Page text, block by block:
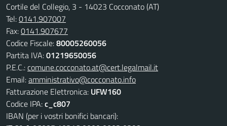
Cortile del Collegio, 3 - 14023 Cocconato (AT)
Tel:0141.907007
Fax:0141.907677
Codice Fiscale:80005260056
Partita IVA:01219650056
P.E.C.:comune.cocconato.at@cert.legalmail.it
Email:amministrativo@cocconato.info
Fatturazione Elettronica: UFW160
Codice IPA:c_c807
IBAN (per i vostri bonifici bancari):